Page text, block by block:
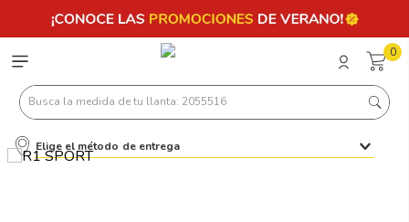
0
Busca la medida de tu llanta: 2055516
Elige el método de entrega
Términos más buscados